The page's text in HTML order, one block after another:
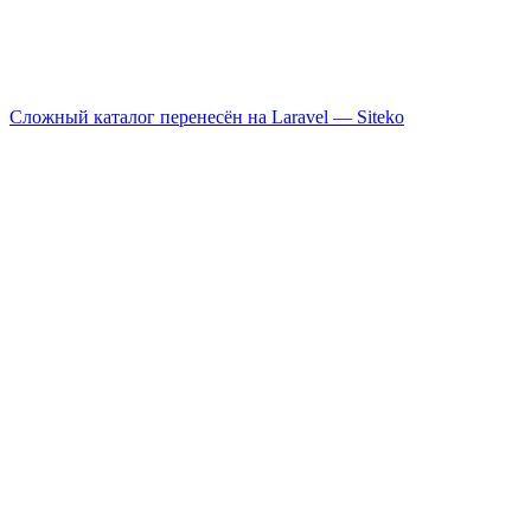
Сложный каталог перенесён на Laravel — Siteko